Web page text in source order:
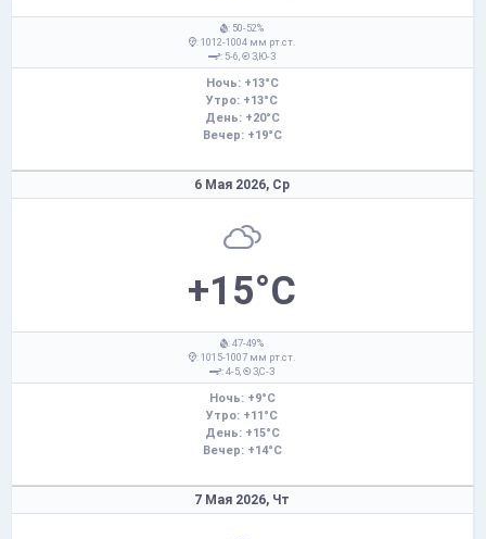
: 50-52%
: 1012-1004 мм рт.ст.
: 5-6,
З,Ю-З
Ночь: +13°C
Утро: +13°C
День: +20°C
Вечер: +19°C
6 Мая 2026, Ср
+15°C
: 47-49%
: 1015-1007 мм рт.ст.
: 4-5,
З,С-З
Ночь: +9°C
Утро: +11°C
День: +15°C
Вечер: +14°C
7 Мая 2026, Чт